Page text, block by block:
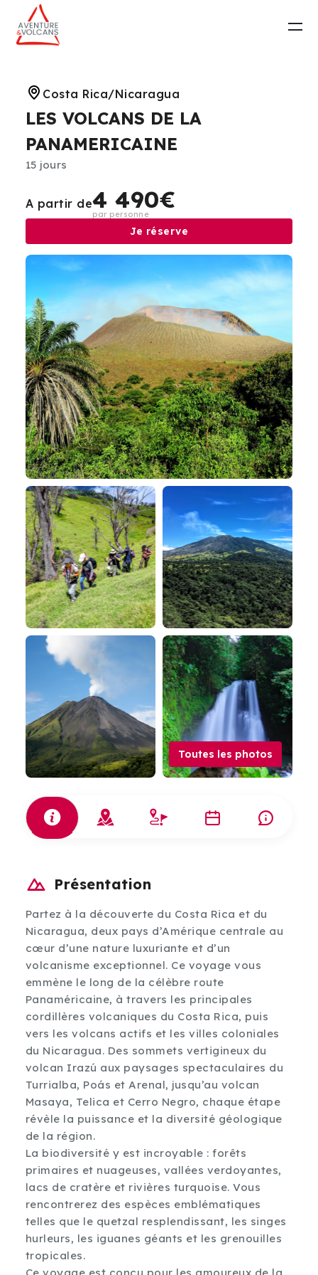
Costa Rica/Nicaragua
LES VOLCANS DE LA
PANAMERICAINE
15 jours
A partir de4 490€
par personne
Je réserve
Toutes les photos
Présentation
Partez à la découverte du Costa Rica et du
Nicaragua, deux pays d’Amérique centrale au
cœur d’une nature luxuriante et d’un
volcanisme exceptionnel. Ce voyage vous
emmène le long de la célèbre route
Panaméricaine, à travers les principales
cordillères volcaniques du Costa Rica, puis
vers les volcans actifs et les villes coloniales
du Nicaragua. Des sommets vertigineux du
volcan Irazú aux paysages spectaculaires du
Turrialba, Poás et Arenal, jusqu’au volcan
Masaya, Telica et Cerro Negro, chaque étape
révèle la puissance et la diversité géologique
de la région.
La biodiversité y est incroyable : forêts
primaires et nuageuses, vallées verdoyantes,
lacs de cratère et rivières turquoise. Vous
rencontrerez des espèces emblématiques
telles que le quetzal resplendissant, les singes
hurleurs, les iguanes géants et les grenouilles
tropicales.